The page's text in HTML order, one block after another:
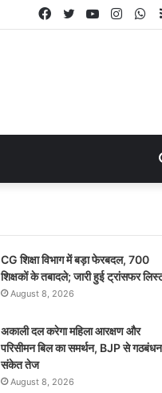
YouTube
Twitter
Facebook
CG शिक्षा विभाग में बड़ा फेरबदल, 700
शिक्षकों के तबादले; जारी हुई ट्रांसफर
August 8, 2026
अकाली दल करेगा महिला आरक्षण और
परिसीमन बिल का समर्थन, BJP से
संकेत तेज
August 8, 2026